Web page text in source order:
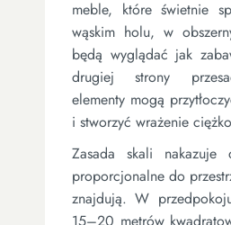
meble, które świetnie
wąskim holu, w
będą wyglądać jak
drugiej strony
elementy mogą
i stworzyć wrażenie
Zasada skali nakazuje
proporcjonalne do
znajdują. W
15–20 metrów